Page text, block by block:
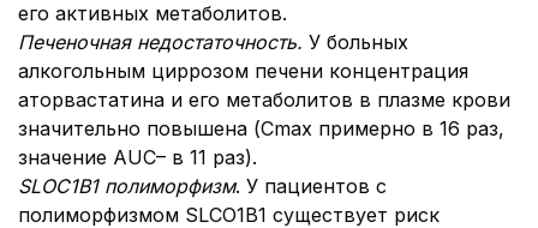
его активных метаболитов.
Печеночная недостаточность. У больных
алкогольным циррозом печени концентрация
аторвастатина и его метаболитов в плазме крови
значительно повышена (Cmax примерно в 16 раз,
значение AUC– в 11 раз).
SLOC1B1 полиморфизм. У пациентов с
полиморфизмом SLCO1B1 существует риск